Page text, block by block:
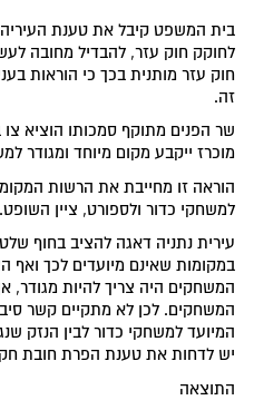
בית המשפט קיבל את טענת העיריה
לחוקק חוק עזר, להבדיל מחובה
חוק עזר מותנית בכך כי הוראות
זה.
שר הפנים מתוקף סמכותו הוציא
מוכרז ייקבע מקום מיוחד ומגודר
הוראה זו מחייבת את הרשות
למשחקי כדור ולספורט, ציין השופט.
עירית נתניה דאגה להציב בחוף
במקומות שאינם מיועדים לכך ואף
המשחקים היה צריך להיות מגודר,
המשחקים. לכן לא מתקיים קשר
המיועד למשחקי כדור לבין הנזק
יש לדחות את טענת הפרת חובת
התוצאה